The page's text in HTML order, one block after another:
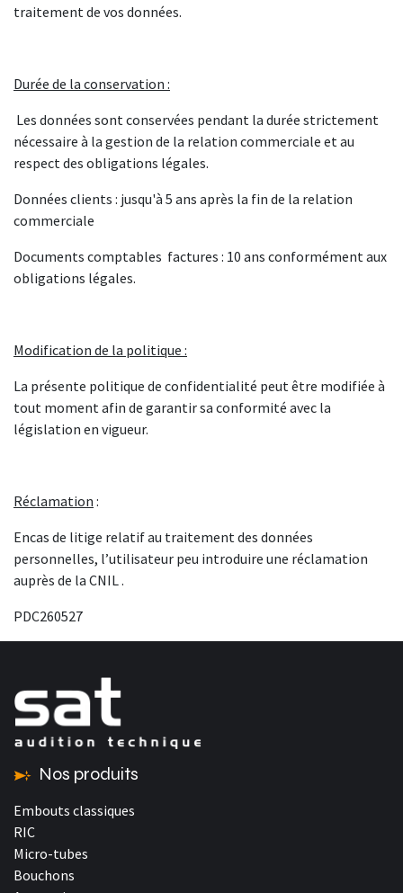
traitement de vos données.
Durée de la conservation :
Les données sont conservées pendant la durée strictement
nécessaire à la gestion de la relation commerciale et au
respect des obligations légales.
Données clients : jusqu'à 5 ans après la fin de la relation
commerciale
Documents comptables factures : 10 ans conformément aux
obligations légales.
Modification de la politique :
La présente politique de confidentialité peut être modifiée à
tout moment afin de garantir sa conformité avec la
législation en vigueur.
Réclamation :
Encas de litige relatif au traitement des données
personnelles, l’utilisateur peu introduire une réclamation
auprès de la CNIL .
PDC260527
Nos produits
Embouts classiques
RIC
Micro-tubes
Bouchons